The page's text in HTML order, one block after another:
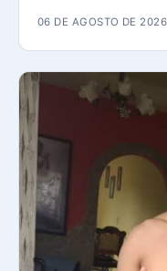
06 DE AGOSTO DE 2026